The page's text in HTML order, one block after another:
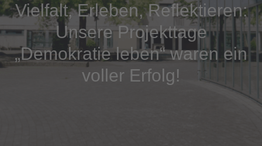
Vielfalt, Erleben, Reflektieren:
Unsere Projekttage
„Demokratie leben“ waren ein
voller Erfolg!